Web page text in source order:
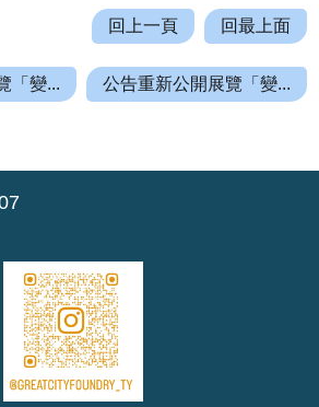
回上一頁 回最上面
「變... 公告重新公開展覽「變...